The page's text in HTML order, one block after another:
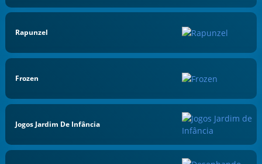
Rapunzel
Frozen
Jogos Jardim De Infância